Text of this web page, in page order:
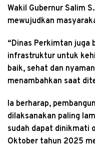
Wakil Gubernur Salim
mewujudkan
“Dinas Perkimtan juga
infrastruktur untuk
baik, sehat dan
menambahkan saat
Ia berharap,
dilaksanakan paling
sudah dapat dinikmati
Oktober tahun 2025